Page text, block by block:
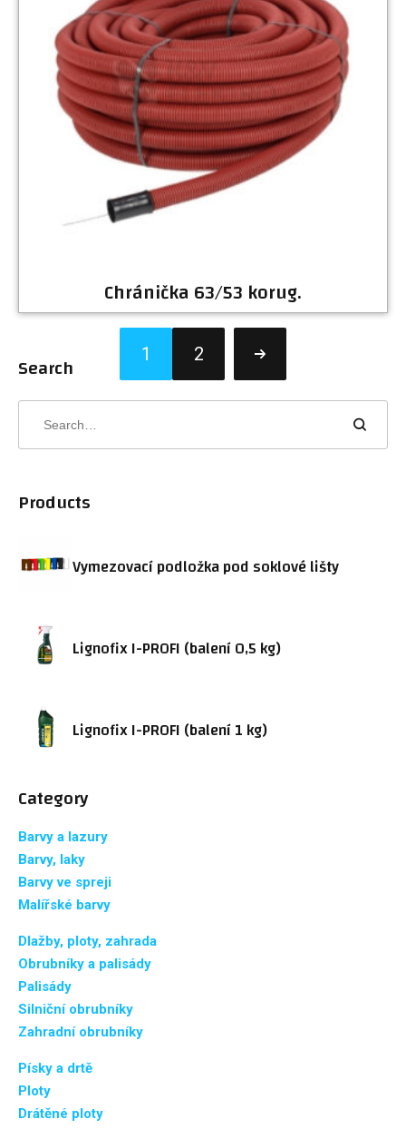
Chránička 63/53 korug.
1 2
Search
Products
Vymezovací podložka pod soklové lišty
Lignofix I-PROFI (balení 0,5 kg)
Lignofix I-PROFI (balení 1 kg)
Category
Barvy a lazury
Barvy, laky
Barvy ve spreji
Malířské barvy
Dlažby, ploty, zahrada
Obrubníky a palisády
Palisády
Silniční obrubníky
Zahradní obrubníky
Písky a drtě
Ploty
Drátěné ploty